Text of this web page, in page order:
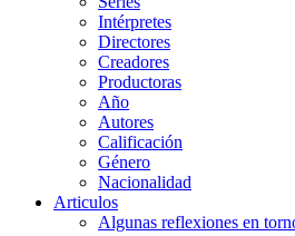
Intérpretes
Directores
Creadores
Productoras
Año
Autores
Calificación
Género
Nacionalidad
Articulos
Algunas reflexiones en